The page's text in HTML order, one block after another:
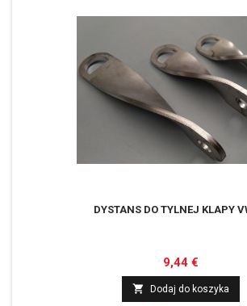
DYSTANS DO TYLNEJ KLAPY
Cena
9,44 €
 Dodaj do koszyka